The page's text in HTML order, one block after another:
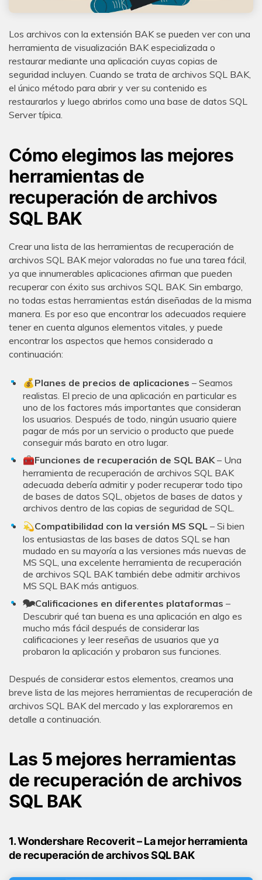
Los archivos con la extensión BAK se pueden ver con una
herramienta de visualización BAK especializada o
restaurar mediante una aplicación cuyas copias de
seguridad incluyen. Cuando se trata de archivos SQL BAK,
el único método para abrir y ver su contenido es
restaurarlos y luego abrirlos como una base de datos SQL
Server típica.
Cómo elegimos las mejores
herramientas de
recuperación de archivos
SQL BAK
Crear una lista de las herramientas de recuperación de
archivos SQL BAK mejor valoradas no fue una tarea fácil,
ya que innumerables aplicaciones afirman que pueden
recuperar con éxito sus archivos SQL BAK. Sin embargo,
no todas estas herramientas están diseñadas de la misma
manera. Es por eso que encontrar los adecuados requiere
tener en cuenta algunos elementos vitales, y puede
encontrar los aspectos que hemos considerado a
continuación:
💰Planes de precios de aplicaciones – Seamos
realistas. El precio de una aplicación en particular es
uno de los factores más importantes que consideran
los usuarios. Después de todo, ningún usuario quiere
pagar de más por un servicio o producto que puede
conseguir más barato en otro lugar.
🧰Funciones de recuperación de SQL BAK– Una
herramienta de recuperación de archivos SQL BAK
adecuada debería admitir y poder recuperar todo tipo
de bases de datos SQL, objetos de bases de datos y
archivos dentro de las copias de seguridad de SQL.
💫Compatibilidad con la versión MS SQL – Si bien
los entusiastas de las bases de datos SQL se han
mudado en su mayoría a las versiones más nuevas de
MS SQL, una excelente herramienta de recuperación
de archivos SQL BAK también debe admitir archivos
MS SQL BAK más antiguos.
🗫Calificaciones en diferentes plataformas –
Descubrir qué tan buena es una aplicación en algo es
mucho más fácil después de considerar las
calificaciones y leer reseñas de usuarios que ya
probaron la aplicación y probaron sus funciones.
Después de considerar estos elementos, creamos una
breve lista de las mejores herramientas de recuperación de
archivos SQL BAK del mercado y las exploraremos en
detalle a continuación.
Las 5 mejores herramientas
de recuperación de archivos
SQL BAK
1. Wondershare Recoverit – La mejor herramienta
de recuperación de archivos SQL BAK